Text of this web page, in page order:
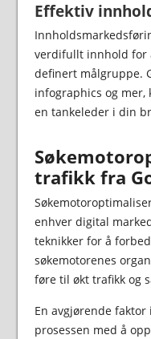
Effektiv
verdifullt innhold for
definert målgruppe.
infographics og
en tankeleder i din
trafikk fra
enhver digital
teknikker for å
søkemotorenes
føre til økt trafikk og
En avgjørende faktor
prosessen med å